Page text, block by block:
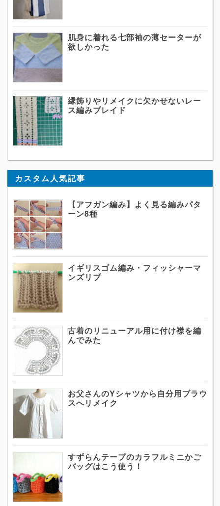
肌身に着れる七部袖の薄セーターが
欲しかった
縁飾りやリメイクに欠かせないレー
ス編みブレイド
カスタム人気記事
【アフガン編み】よく見る編みパタ
ーン8種
イギリスゴム編み・フィッシャーマ
ンズリブ
古着のリニューアル用に付け襟を編
んでみた
お父さんのYシャツから自分用ブラウ
スへリメイク
すずらんテープのカラフルミニかご
バッグはこう使う！